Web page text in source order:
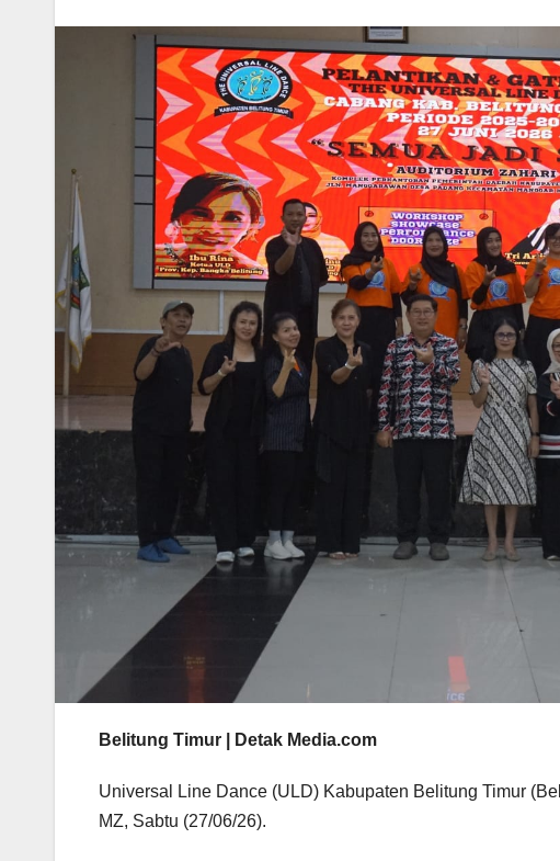
Belitung Timur | Detak Media.com
Universal Line Dance (ULD) Kabupaten Belitung Timur
MZ, Sabtu (27/06/26).